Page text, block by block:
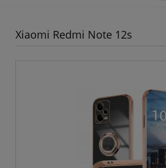
Xiaomi Redmi Note 12s